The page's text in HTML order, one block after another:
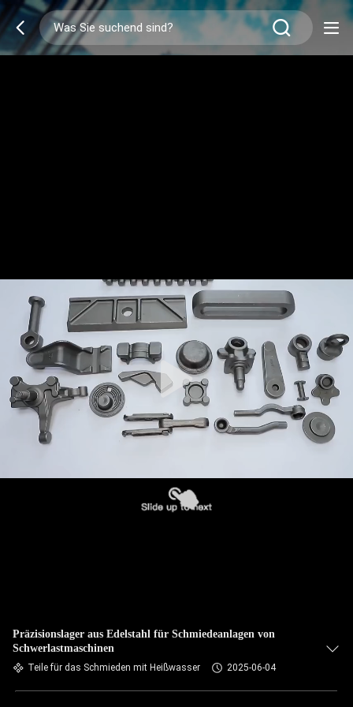
Präzisionslager aus Edelstahl für Schmiedeanlagen von
Schwerlastmaschinen
Teile für das Schmieden mit Heißwasser 2025-06-04